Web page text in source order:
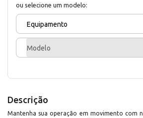
ou selecione um modelo:
Equipamento
Modelo
Descrição
Mantenha sua operação em movimento com